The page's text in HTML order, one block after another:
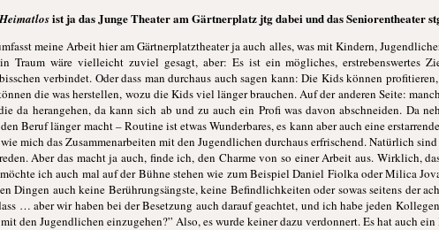
ist ja das Junge Theater am Gärtnerplatz jtg dabei und das Seniorentheater
meine Arbeit hier am Gärtnerplatztheater ja auch alles, was mit Kindern,
Traum wäre vielleicht zuviel gesagt, aber: Es ist ein mögliches, erstrebenswertes
verbindet. Oder dass man durchaus auch sagen kann: Die Kids können
die was herstellen, wozu die Kids viel länger brauchen. Auf der anderen Seite:
da herangehen, da kann sich ab und zu auch ein Profi was davon abschneiden. Da
Beruf länger macht – Routine ist etwas Wunderbares, es kann aber auch eine
mich das Zusammenarbeiten mit den Jugendlichen durchaus erfrischend. Natürlich
Aber das macht ja auch, finde ich, den Charme von so einer Arbeit aus. Wirklich,
ich auch mal auf der Bühne stehen wie zum Beispiel Daniel Fiolka oder Milica
Dingen auch keine Berührungsängste, keine Befindlichkeiten oder sowas seitens der
… aber wir haben bei der Besetzung auch darauf geachtet, und ich habe jeden
den Jugendlichen einzugehen?” Also, es wurde keiner dazu verdonnert. Es hat auch